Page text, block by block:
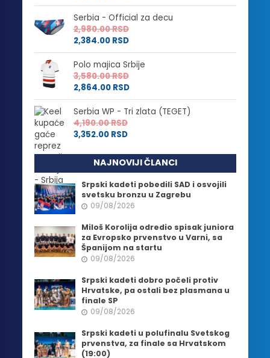
Serbia - Official za decu
2,980.00RSD
2,384.00 RSD
Polo majica Srbije
3,580.00RSD
2,864.00 RSD
Serbia WP - Tri zlata (TEGET)
4,190.00RSD
3,352.00 RSD
NAJNOVIJI ČLANCI
Srpski kadeti pobedili SAD i osvojili
svetsku bronzu u Zagrebu
09/08/2026
Miloš Korolija odredio spisak juniora
za Evropsko prvenstvo u Varni, sa
Španijom na startu
09/08/2026
Srpski kadeti dobro počeli protiv
Hrvatske, pa ostali bez plasmana u
finale SP
09/08/2026
Srpski kadeti u polufinalu Svetskog
prvenstva, za finale sa Hrvatskom
(19:00)